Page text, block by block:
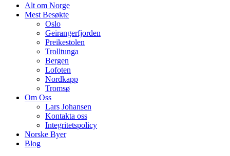
Alt om Norge
Mest Besøkte
Oslo
Geirangerfjorden
Preikestolen
Trolltunga
Bergen
Lofoten
Nordkapp
Tromsø
Om Oss
Lars Johansen
Kontakta oss
Integritetspolicy
Norske Byer
Blog